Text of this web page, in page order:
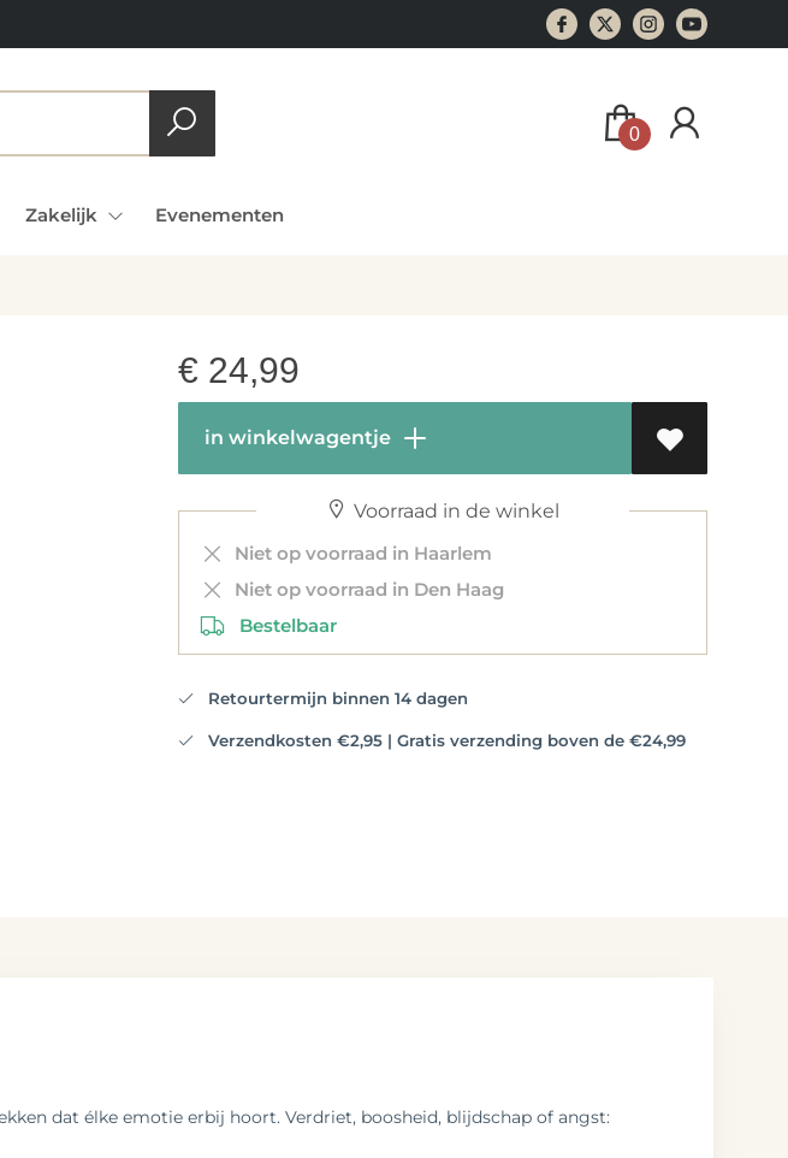
0
Zakelijk Evenementen
€ 24,99
in winkelwagentje
Voorraad in de winkel
Niet op voorraad in Haarlem
Niet op voorraad in Den Haag
Bestelbaar
Retourtermijn binnen 14 dagen
Verzendkosten €2,95 | Gratis verzending boven de €24,99
dat élke emotie erbij hoort. Verdriet, boosheid, blijdschap of angst: